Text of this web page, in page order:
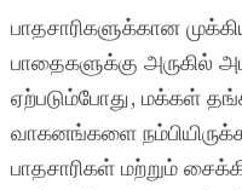
பாதசாரிகளுக்கான
பாதைகளுக்கு அருகில்
ஏற்படும்போது, மக்கள்
வாகனங்களை
பாதசாரிகள் மற்றும்